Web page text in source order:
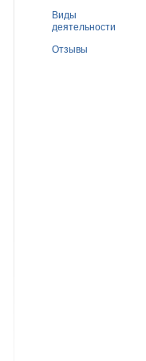
Виды
деятельности
Отзывы